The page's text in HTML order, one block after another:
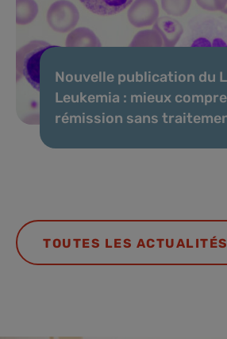
Nouvelle publication du
Leukemia : mieux
rémission sans
TOUTES LES ACTUALITÉS